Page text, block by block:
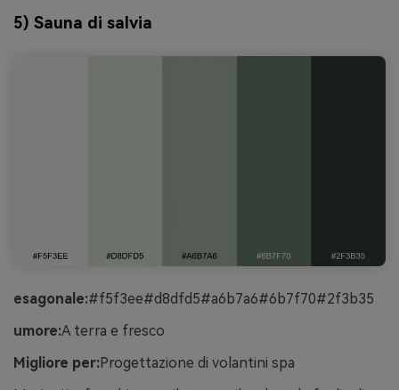
5) Sauna di salvia
esagonale:#f5f3ee#d8dfd5#a6b7a6#6b7f70#2f3b35
umore:A terra e fresco
Migliore per:Progettazione di volantini spa